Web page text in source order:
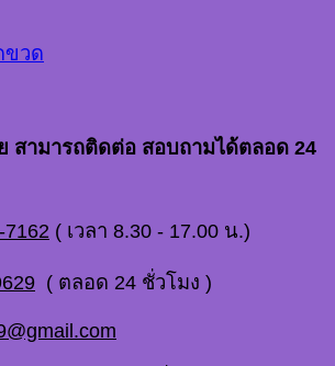
ขวด
สามารถติดต่อ สอบถามได้ตลอด 24
7162 ( เวลา 8.30 - 17.00 น.)
( ตลอด 24 ชั่วโมง )